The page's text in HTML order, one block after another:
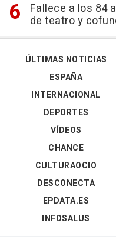
Fallece a los 84
de teatro y
ÚLTIMAS NOTICIAS
ESPAÑA
INTERNACIONAL
DEPORTES
VÍDEOS
CHANCE
CULTURAOCIO
DESCONECTA
EPDATA.ES
INFOSALUS